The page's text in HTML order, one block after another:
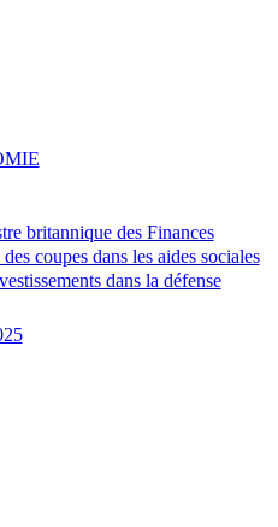
britannique des Finances
coupes dans les aides sociales
dans la défense